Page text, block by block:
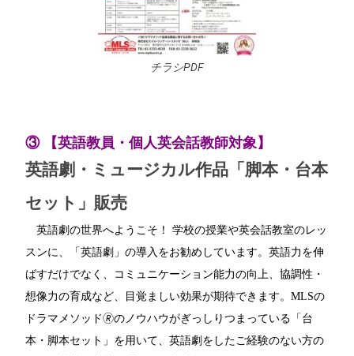
チラシPDF
③ 【英語教員・個人英会話教師対象】
英語劇・ミュージカル作品「脚本・台本
セット」販売
英語劇の世界へようこそ！ 学校の授業や英会話教室のレッ
スンに、「英語劇」の導入をお勧めしています。英語力を伸
ばすだけでなく、コミュニケーション能力の向上、協調性・
想像力の育成など、目覚ましい効果が期待できます。MLSの
ドラマメソッド🄬のノウハウがぎっしりつまっている「台
本・脚本セット」を用いて、英語劇をしたご経験のない方の